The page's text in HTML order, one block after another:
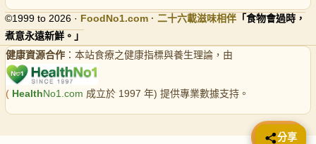
©1999 to 2026 · FoodNo1.com · 二十六載滋味相伴 「食物會過時，
煮意永遠新鮮。」
健康資源合作 ：本站食療之健康指標與養生理論，由
( HealthNo1.com 成立於 1997 年) 提供專業數據支持。
📤 分享
分享